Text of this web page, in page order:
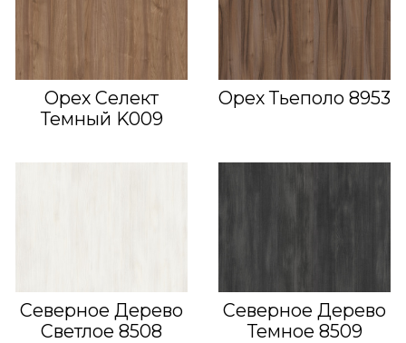
Орех Селект
Темный K009
Орех Тьеполо 8953
Северное Дерево
Светлое 8508
Северное Дерево
Темное 8509